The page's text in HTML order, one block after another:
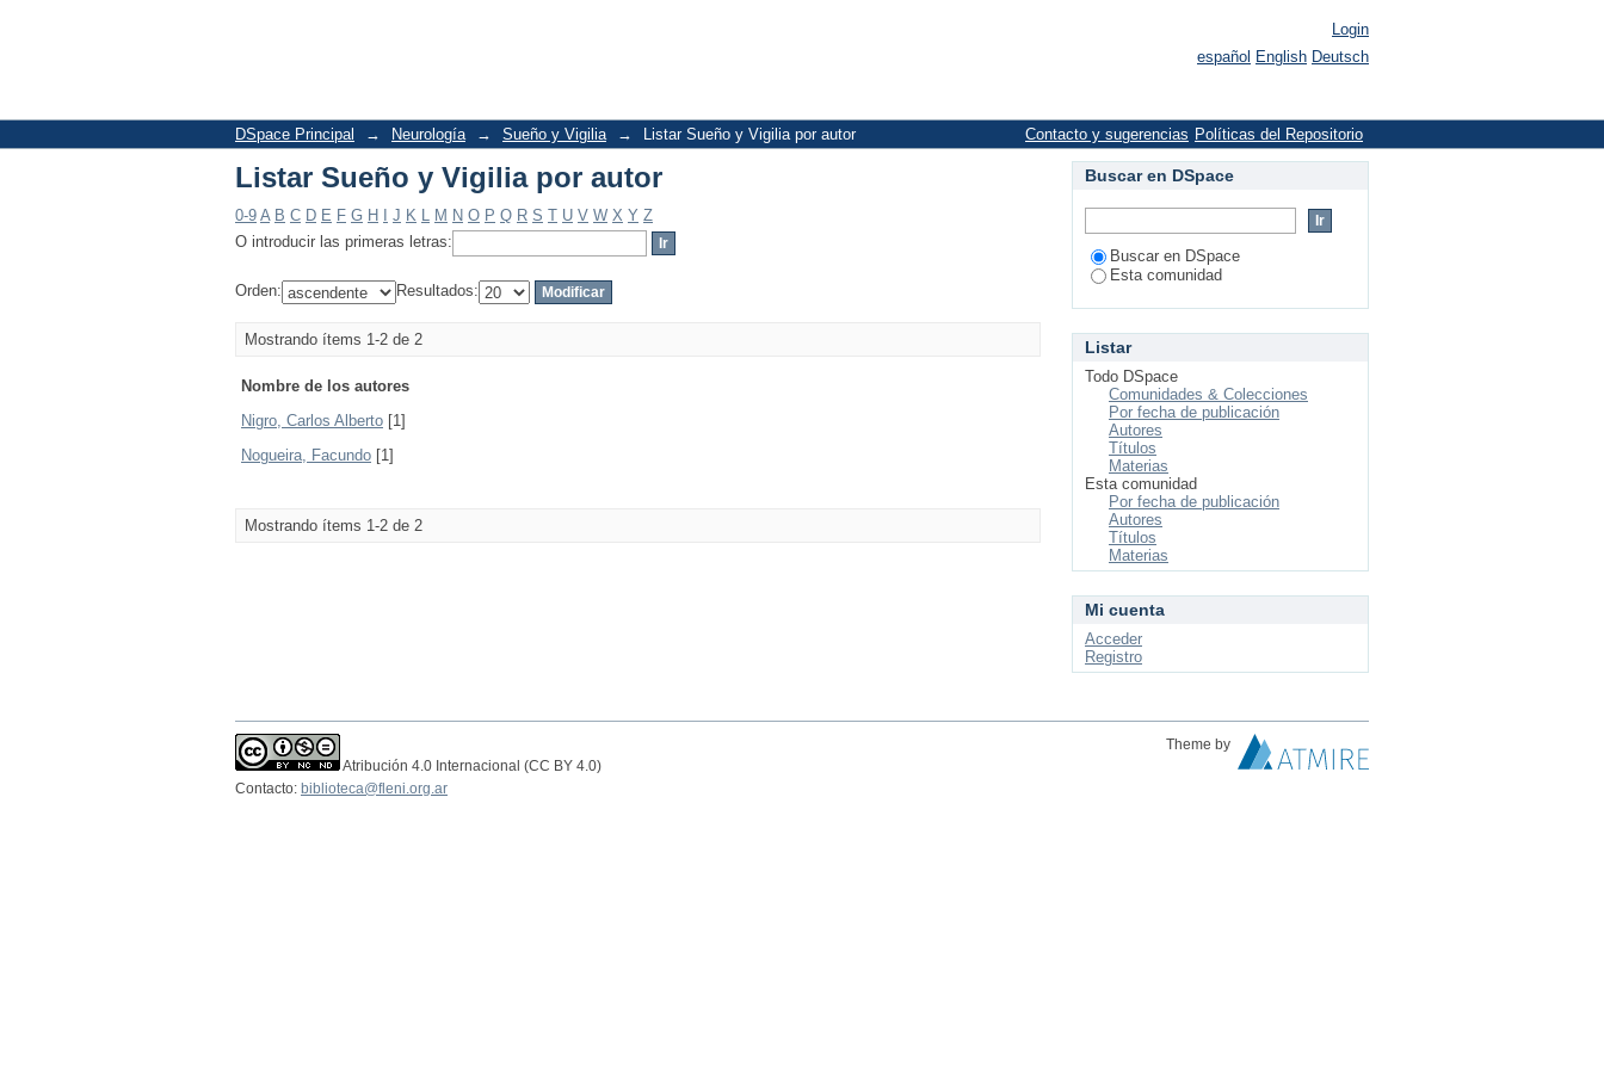
Login
español English Deutsch
DSpace Principal → Neurología → Sueño y Vigilia → Listar Sueño y Vigilia por autor Políticas del Repositorio
Contacto y sugerencias
Listar Sueño y Vigilia por autor
0-9 A B C D E F G H J K L M N O P Q R S T U V W X Y Z
O introducir las primeras letras:
Orden: Resultados:
Mostrando ítems 1-2 de 2
Nombre de los autores
Nigro, Carlos Alberto [1]
Nogueira, Facundo [1]
Mostrando ítems 1-2 de 2
Buscar en DSpace
Buscar en DSpace
Esta comunidad
Listar
Todo DSpace
Comunidades & Colecciones
Por fecha de publicación
Autores
Títulos
Materias
Esta comunidad
Por fecha de publicación
Autores
Títulos
Materias
Mi cuenta
Acceder
Registro
Atribución 4.0 Internacional (CC BY 4.0)
Theme by
Contacto: biblioteca@fleni.org.ar